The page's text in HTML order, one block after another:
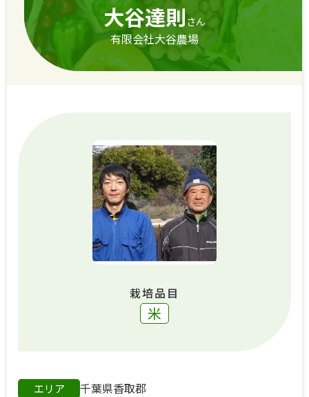
大谷達則さん
有限会社大谷農場
栽培品目
米
エリア 千葉県香取郡